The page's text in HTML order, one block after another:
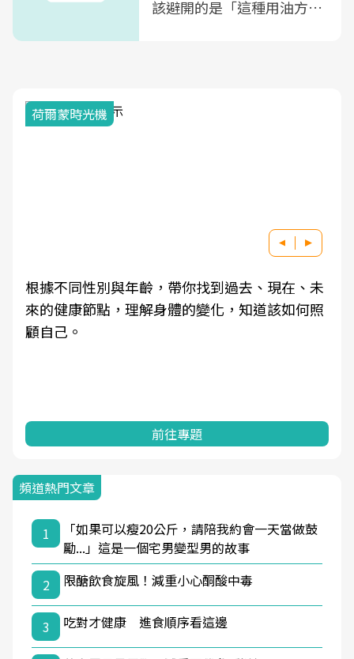
該避開的是「這種用油方
荷爾蒙時光機
根據不同性別與年齡，帶你找到過去、現在、未
來的健康節點，理解身體的變化，知道該如何照
顧自己。
前往專題
頻道熱門文章
1
「如果可以瘦20公斤，請陪我約會一天當做鼓
勵...」這是一個宅男變型男的故事
2
限醣飲食旋風！減重小心酮酸中毒
3 吃對才健康 進食順序看這邊